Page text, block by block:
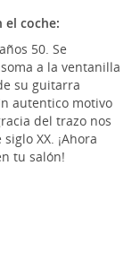
el coche:
50. Se
a la ventanilla
su guitarra
autentico motivo
del trazo nos
XX. ¡Ahora
tu salón!